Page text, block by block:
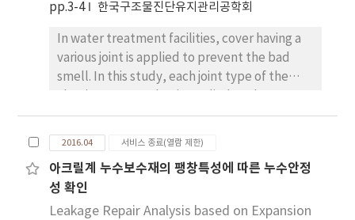
pp.3-4
한국구조물진단유지관리공학회
In water treatment facilities, cover having a
various joint is applied to prevent the bad
smell. In this study, each joint type of the
treatment facility, it was evaluated air
tightness. As a result, it showed to be higher
flat type better than stick out type.
2016.04 서비스 종료(열람 제한)
아크릴계 누수보수재의 팽창특성에 따른 누수안정
성 확인
Leakage Repair Analysis based on Expansion